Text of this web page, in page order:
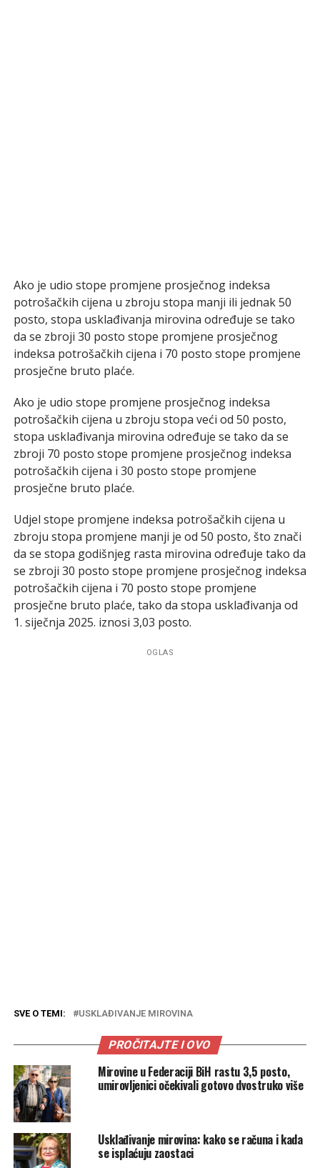
Ako je udio stope promjene prosječnog indeksa
potrošačkih cijena u zbroju stopa manji ili jednak 50
posto, stopa usklađivanja mirovina određuje se tako
da se zbroji 30 posto stope promjene prosječnog
indeksa potrošačkih cijena i 70 posto stope promjene
prosječne bruto plaće.
Ako je udio stope promjene prosječnog indeksa
potrošačkih cijena u zbroju stopa veći od 50 posto,
stopa usklađivanja mirovina određuje se tako da se
zbroji 70 posto stope promjene prosječnog indeksa
potrošačkih cijena i 30 posto stope promjene
prosječne bruto plaće.
Udjel stope promjene indeksa potrošačkih cijena u
zbroju stopa promjene manji je od 50 posto, što znači
da se stopa godišnjeg rasta mirovina određuje tako da
se zbroji 30 posto stope promjene prosječnog indeksa
potrošačkih cijena i 70 posto stope promjene
prosječne bruto plaće, tako da stopa usklađivanja od
1. siječnja 2025. iznosi 3,03 posto.
OGLAS
SVE O TEMI: USKLAĐIVANJE MIROVINA
PROČITAJTE I OVO
Mirovine u Federaciji BiH rastu 3,5 posto,
umirovljenici očekivali gotovo dvostruko više
Usklađivanje mirovina: kako se računa i kada
se isplaćuju zaostaci